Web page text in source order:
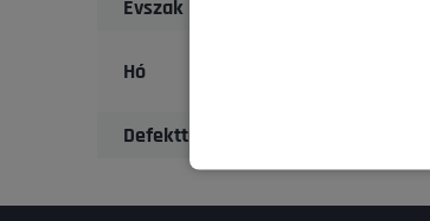
Évszak
Hó
Defekttűrő